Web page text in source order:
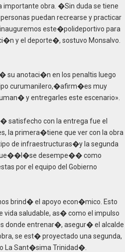
importante obra. �Sin duda se tiene
puedan recrearse y practicar
este�polideportivo para
y el deporte�, sostuvo Monsalvo.
su anotaci�n en los penaltis luego
curumanilero,�afirm�es muy
y entregarles este escenario».
satisfecho con la entrega fue el
la primera�tiene que ver con la obra
de infraestructuras�y la segunda
que��l�se desempe�� como
por el equipo del Gobierno
brind� el apoyo econ�mico. Esto
vida saludable, as� como el impulso
donde entrenar�, asegur� el alcalde
se est� proyectado una segunda,
La Sant�sima Trinidad�.